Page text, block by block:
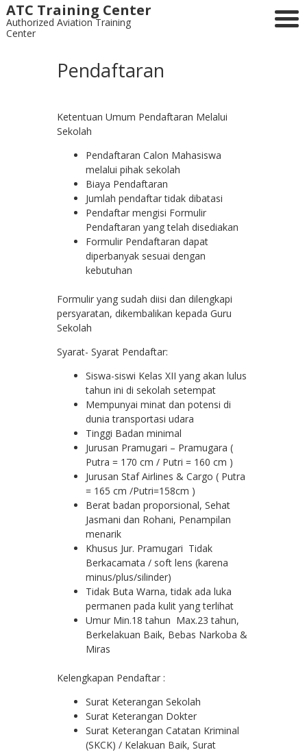
ATC Training Center
Authorized Aviation Training
Center
Pendaftaran
Ketentuan Umum Pendaftaran Melalui
Sekolah
Pendaftaran Calon Mahasiswa
melalui pihak sekolah
Biaya Pendaftaran
Jumlah pendaftar tidak dibatasi
Pendaftar mengisi Formulir
Pendaftaran yang telah disediakan
Formulir Pendaftaran dapat
diperbanyak sesuai dengan
kebutuhan
Formulir yang sudah diisi dan dilengkapi
persyaratan, dikembalikan kepada Guru
Sekolah
Syarat- Syarat Pendaftar:
Siswa-siswi Kelas XII yang akan lulus
tahun ini di sekolah setempat
Mempunyai minat dan potensi di
dunia transportasi udara
Tinggi Badan minimal
Jurusan Pramugari – Pramugara (
Putra = 170 cm / Putri = 160 cm )
Jurusan Staf Airlines & Cargo ( Putra
= 165 cm /Putri=158cm )
Berat badan proporsional, Sehat
Jasmani dan Rohani, Penampilan
menarik
Khusus Jur. Pramugari Tidak
Berkacamata / soft lens (karena
minus/plus/silinder)
Tidak Buta Warna, tidak ada luka
permanen pada kulit yang terlihat
Umur Min.18 tahun Max.23 tahun,
Berkelakuan Baik, Bebas Narkoba &
Miras
Kelengkapan Pendaftar :
Surat Keterangan Sekolah
Surat Keterangan Dokter
Surat Keterangan Catatan Kriminal
(SKCK) / Kelakuan Baik, Surat